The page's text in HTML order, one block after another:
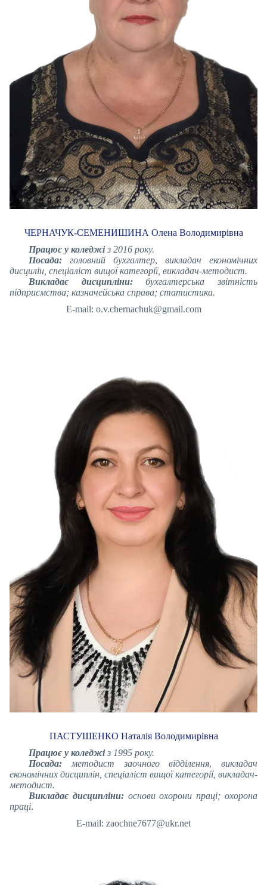
ЧЕРНАЧУК-СЕМЕНИШИНА Олена Володимирівна
Працює у коледжіз 2016 року.
Посада: головний бухгалтер, викладач економічних
дисцилін, спеціаліст вищої категорії, викладач-методист.
Викладає дисципліни:бухгалтерська звітність
підприємства; казначейська справа; статистика.
E-mail: o.v.chernachuk@gmail.com
ПАСТУШЕНКО Наталія Володимирівна
Працює у коледжіз 1995 року.
Посада: методист заочного відділення, викладач
економічних дисциплін, спеціаліст вищої категорії, викладач-
методист.
Викладає дисципліни:основи охорони праці; охорона
праці.
E-mail: zaochne7677@ukr.net